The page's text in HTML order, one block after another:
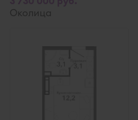
Околица